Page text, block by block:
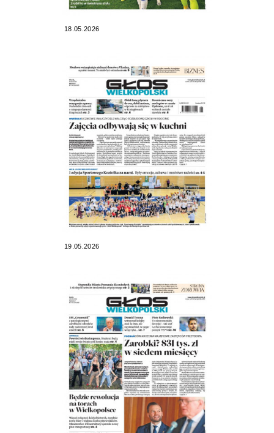
18.05.2026
19.05.2026